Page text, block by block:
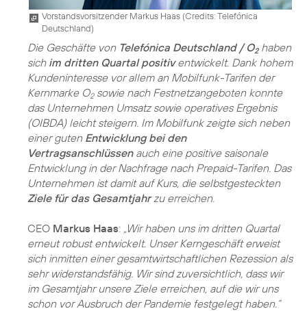
Vorstandsvorsitzender Markus Haas (Credits: Telefónica
Deutschland)
Die Geschäfte von Telefónica Deutschland / O2haben
sich im dritten Quartal positiventwickelt. Dank hohem
Kundeninteresse vor allem an Mobilfunk-Tarifen der
Kernmarke O2sowie nach Festnetzangeboten konnte
das Unternehmen Umsatz sowie operatives Ergebnis
(OIBDA) leicht steigern. Im Mobilfunk zeigte sich neben
einer guten Entwicklung bei den
Vertragsanschlüssenauch eine positive saisonale
Entwicklung in der Nachfrage nach Prepaid-Tarifen. Das
Unternehmen ist damit auf Kurs, die selbstgesteckten
Ziele für das Gesamtjahrzu erreichen.
CEO Markus Haas: „Wir haben uns im dritten Quartal
erneut robust entwickelt. Unser Kerngeschäft erweist
sich inmitten einer gesamtwirtschaftlichen Rezession als
sehr widerstandsfähig. Wir sind zuversichtlich, dass wir
im Gesamtjahr unsere Ziele erreichen, auf die wir uns
schon vor Ausbruch der Pandemie festgelegt haben.“